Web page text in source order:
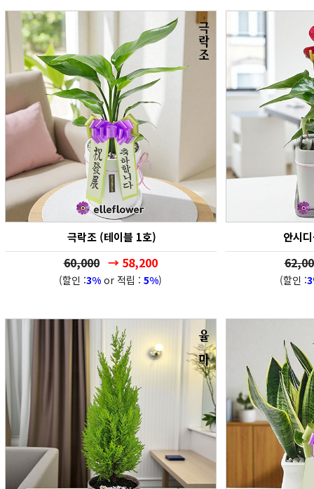
극락조 (테이블 1호)
60,000 → 58,200
(할인 :3% or 적립 : 5%)
안시
(할인 :